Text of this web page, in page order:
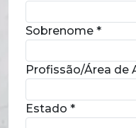
Sobrenome *
Profissão/Área de
Estado *